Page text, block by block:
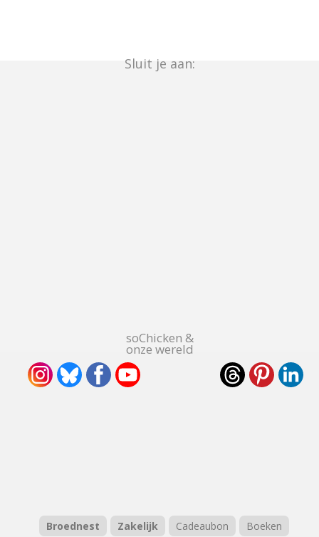
Sluit je aan:
soChicken &
onze wereld
Broednest Zakelijk Cadeaubon
Boeken